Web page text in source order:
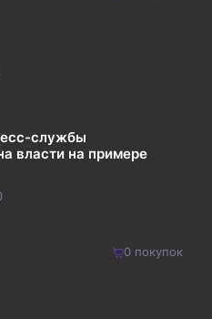
службы
власти на примере
0покупок